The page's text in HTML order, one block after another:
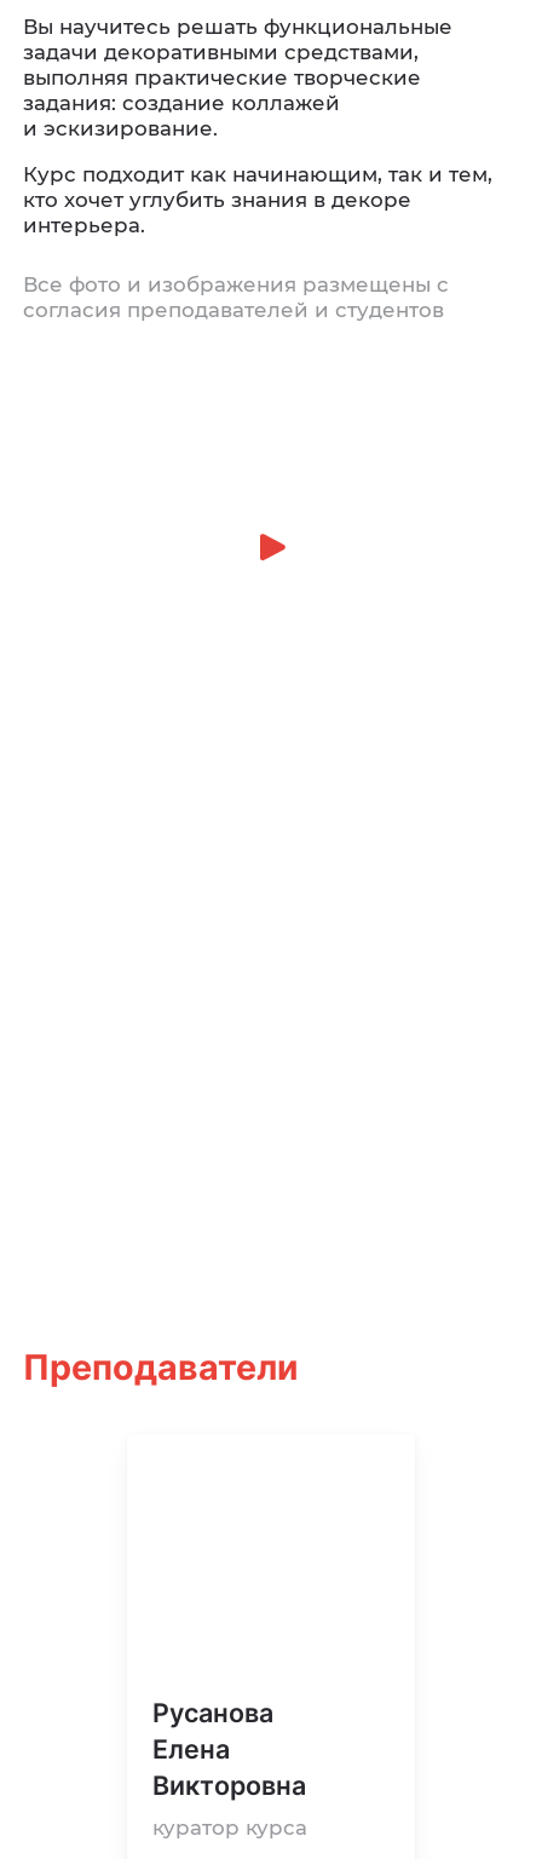
Вы научитесь решать функциональные
задачи декоративными средствами,
выполняя практические творческие
задания: создание коллажей
и эскизирование.
Курс подходит как начинающим, так и тем,
кто хочет углубить знания в декоре
интерьера.
Все фото и изображения размещены с
согласия преподавателей и студентов
Преподаватели
Русанова
Елена
Викторовна
куратор курса